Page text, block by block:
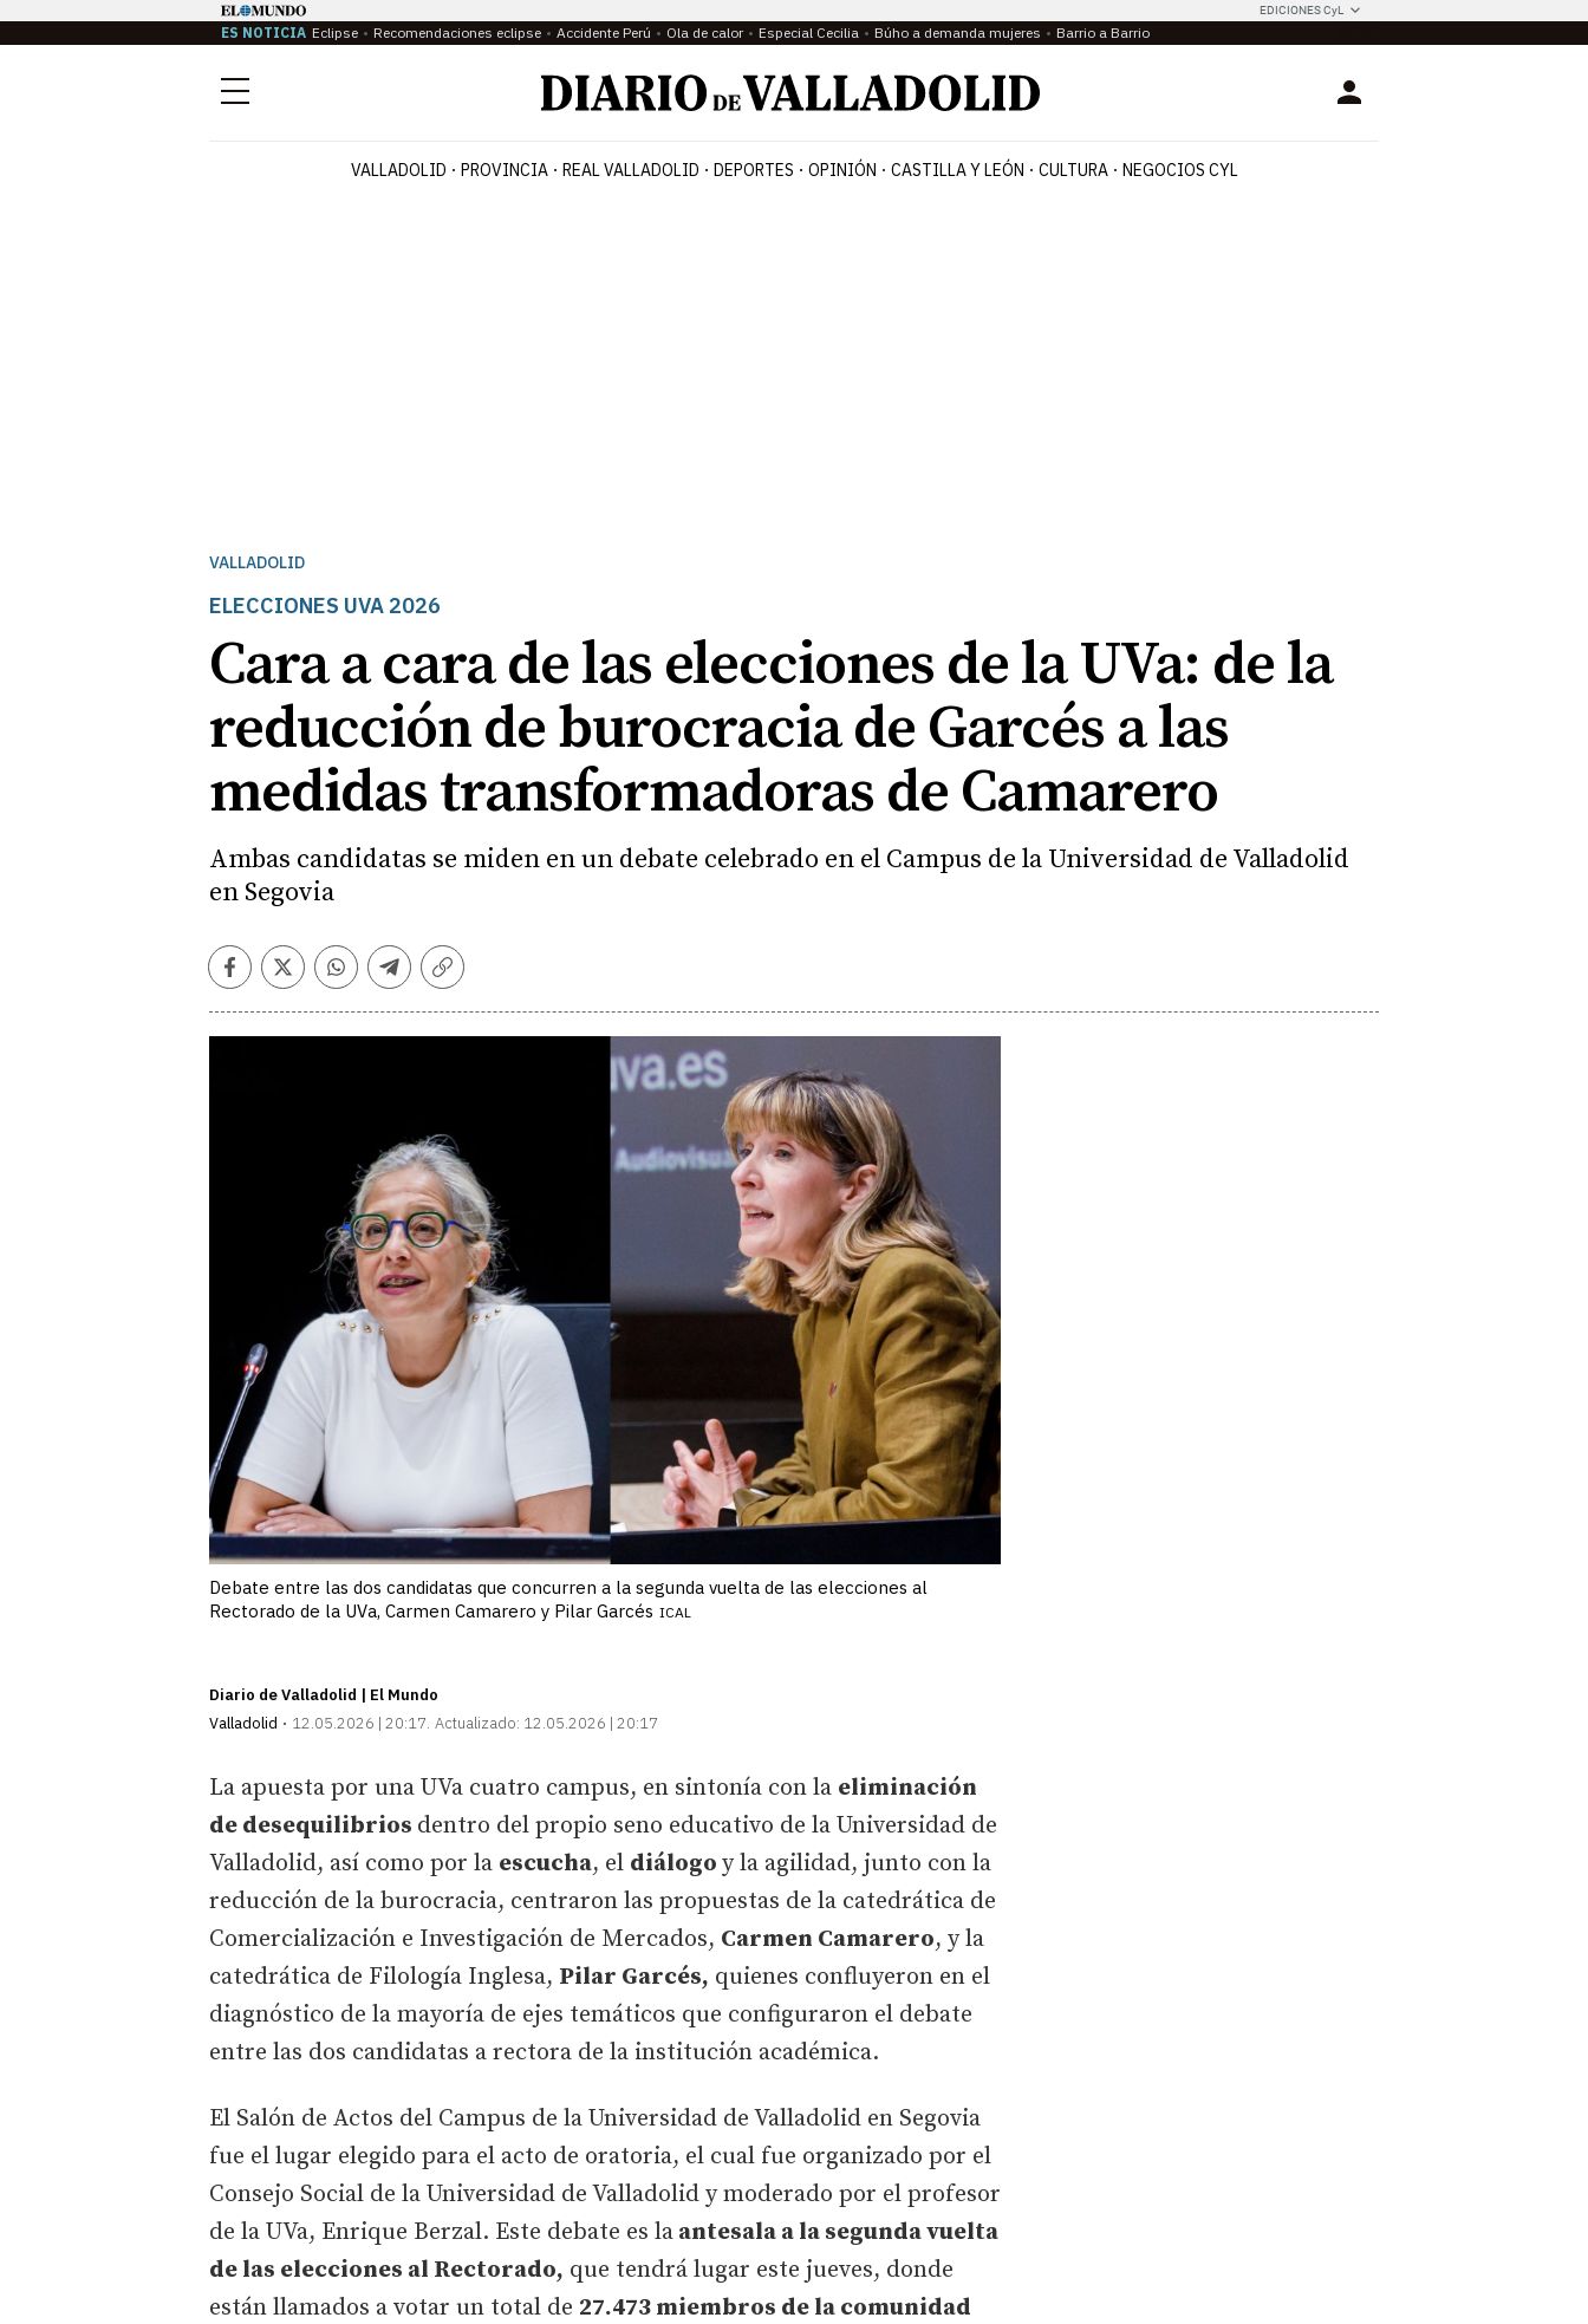
EDICIONES CyL
ES NOTICIA Eclipse Recomendaciones eclipse Accidente Perú Ola de calor Especial Cecilia Búho a demanda mujeres Barrio a Barrio
Menú Login
VALLADOLID PROVINCIA REAL VALLADOLID DEPORTES OPINIÓN CASTILLA Y LEÓN CULTURA NEGOCIOS CYL
VALLADOLID
ELECCIONES UVA 2026
Cara a cara de las elecciones de la UVa: de la
reducción de burocracia de Garcés a las
medidas transformadoras de Camarero
Ambas candidatas se miden en un debate celebrado en el Campus de la Universidad de Valladolid
en Segovia
Facebook
TwitterWhatsapp
Telegram
Copiar
Debate entre las dos candidatas que concurren a la segunda vuelta de las elecciones al
Rectorado de la UVa, Carmen Camarero y Pilar Garcés ICAL
Diario de Valladolid | El Mundo
Valladolid
12.05.2026 | 20:17 Actualizado: 12.05.2026 | 20:17
La apuesta por una UVa cuatro campus, en sintonía con la eliminación
de desequilibrios dentro del propio seno educativo de la Universidad de
Valladolid, así como por la escucha, el diálogo y la agilidad, junto con la
reducción de la burocracia, centraron las propuestas de la catedrática de
Comercialización e Investigación de Mercados, Carmen Camarero, y la
catedrática de Filología Inglesa, Pilar Garcés, quienes confluyeron en el
diagnóstico de la mayoría de ejes temáticos que configuraron el debate
entre las dos candidatas a rectora de la institución académica.
El Salón de Actos del Campus de la Universidad de Valladolid en Segovia
fue el lugar elegido para el acto de oratoria, el cual fue organizado por el
Consejo Social de la Universidad de Valladolid y moderado por el profesor
de la UVa, Enrique Berzal. Este debate es la antesala a la segunda vuelta
de las elecciones al Rectorado, que tendrá lugar este jueves, donde
están llamados a votar un total de 27.473 miembros de la comunidad